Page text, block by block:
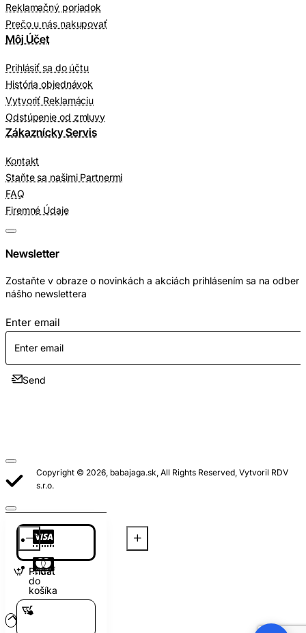
Pridať
do
košíka
Reklamačný poriadok
Prečo u nás nakupovať
Môj Účet
Prihlásiť sa do účtu
História objednávok
Vytvoriť Reklamáciu
Odstúpenie od zmluvy
Zákaznícky Servis
Kontakt
Staňte sa našimi Partnermi
FAQ
Firemné Údaje
Newsletter
Zostaňte v obraze o novinkách a akciách prihlásením sa na odber
nášho newslettera
Enter email
Send
Copyright © 2026, babajaga.sk, All Rights Reserved, Vytvoril RDV
s.r.o.